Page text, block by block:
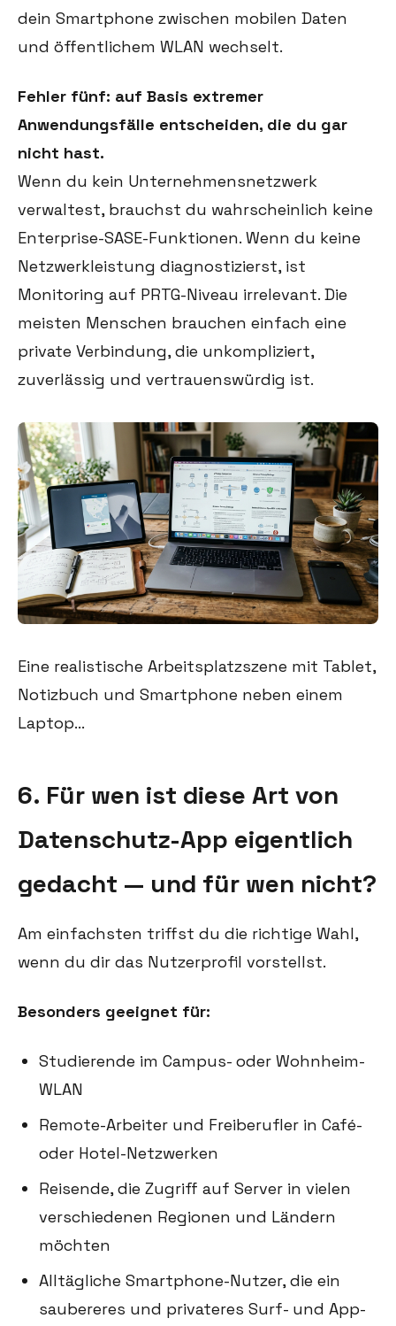
dein Smartphone zwischen mobilen Daten
und öffentlichem WLAN wechselt.
Fehler fünf: auf Basis extremer
Anwendungsfälle entscheiden, die du gar
nicht hast.
Wenn du kein Unternehmensnetzwerk
verwaltest, brauchst du wahrscheinlich keine
Enterprise-SASE-Funktionen. Wenn du keine
Netzwerkleistung diagnostizierst, ist
Monitoring auf PRTG-Niveau irrelevant. Die
meisten Menschen brauchen einfach eine
private Verbindung, die unkompliziert,
zuverlässig und vertrauenswürdig ist.
Eine realistische Arbeitsplatzszene mit Tablet,
Notizbuch und Smartphone neben einem
Laptop...
6. Für wen ist diese Art von
Datenschutz-App eigentlich
gedacht — und für wen nicht?
Am einfachsten triffst du die richtige Wahl,
wenn du dir das Nutzerprofil vorstellst.
Besonders geeignet für:
Studierende im Campus- oder Wohnheim-
WLAN
Remote-Arbeiter und Freiberufler in Café-
oder Hotel-Netzwerken
Reisende, die Zugriff auf Server in vielen
verschiedenen Regionen und Ländern
möchten
Alltägliche Smartphone-Nutzer, die ein
saubereres und privateres Surf- und App-